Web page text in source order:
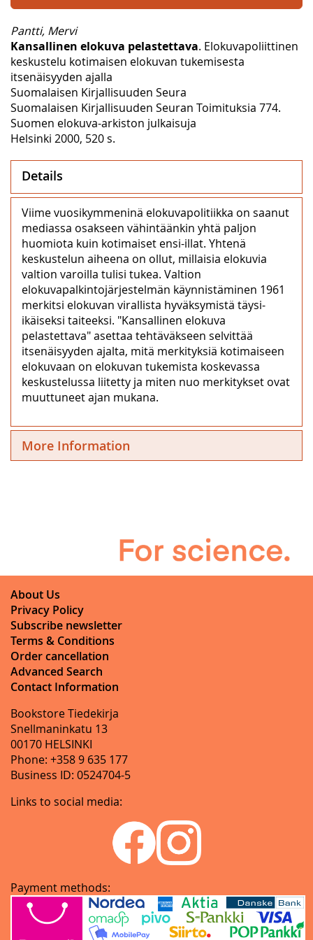
Pantti, Mervi
Kansallinen elokuva pelastettava. Elokuvapoliittinen
keskustelu kotimaisen elokuvan tukemisesta
itsenäisyyden ajalla
Suomalaisen Kirjallisuuden Seura
Suomalaisen Kirjallisuuden Seuran Toimituksia 774.
Suomen elokuva-arkiston julkaisuja
Helsinki 2000, 520 s.
Details
Viime vuosikymmeninä elokuvapolitiikka on saanut
mediassa osakseen vähintäänkin yhtä paljon
huomiota kuin kotimaiset ensi-illat. Yhtenä
keskustelun aiheena on ollut, millaisia elokuvia
valtion varoilla tulisi tukea. Valtion
elokuvapalkintojärjestelmän käynnistäminen 1961
merkitsi elokuvan virallista hyväksymistä täysi-
ikäiseksi taiteeksi. "Kansallinen elokuva
pelastettava" asettaa tehtäväkseen selvittää
itsenäisyyden ajalta, mitä merkityksiä kotimaiseen
elokuvaan on elokuvan tukemista koskevassa
keskustelussa liitetty ja miten nuo merkitykset ovat
muuttuneet ajan mukana.
More Information
About Us
Privacy Policy
Subscribe newsletter
Terms & Conditions
Order cancellation
Advanced Search
Contact Information
Bookstore Tiedekirja
Snellmaninkatu 13
00170 HELSINKI
Phone: +358 9 635 177
Business ID: 0524704-5
Links to social media:
Payment methods: